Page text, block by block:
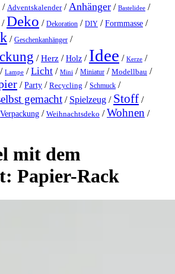
/ Adventskalender/Anhänger / Bastelidee /
/Deko / Dekoration / DIY /Formmasse /
/ Geschenkanhänger /
/Herz /Holz / Idee / Kerze /
/ Lampe /Licht / Mini / Miniatur / Modellbau /
/Party / Recycling / Schmuck /
gemacht / Spielzeug / Stoff /
Verpackung / Weihnachtsdeko /Wohnen /
mit dem
Papier-Rack